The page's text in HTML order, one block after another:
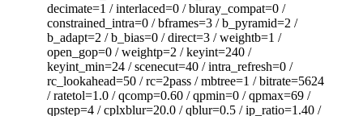
decimate=1 / interlaced=0 / bluray_compat=0 /
constrained_intra=0 / bframes=3 / b_pyramid=2 /
b_adapt=2 / b_bias=0 / direct=3 / weightb=1 /
open_gop=0 / weightp=2 / keyint=240 /
keyint_min=24 / scenecut=40 / intra_refresh=0 /
rc_lookahead=50 / rc=2pass / mbtree=1 / bitrate=5624
/ ratetol=1.0 / qcomp=0.60 / qpmin=0 / qpmax=69 /
qpstep=4 / cplxblur=20.0 / qblur=0.5 / ip_ratio=1.40 /